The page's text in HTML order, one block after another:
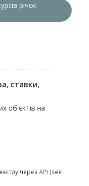
річок
ставки,
об'єктів на
через API (see